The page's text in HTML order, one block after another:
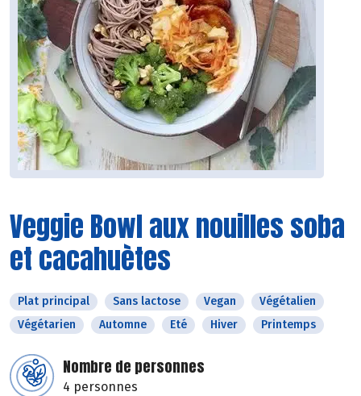
Veggie Bowl aux nouilles soba
et cacahuètes
Plat principal Sans lactose Vegan
Végétalien
Végétarien
Automne Eté Hiver Printemps
Nombre de personnes
4 personnes